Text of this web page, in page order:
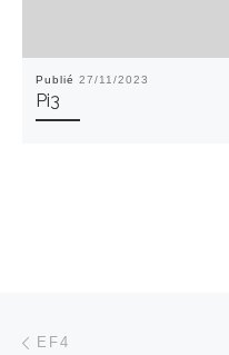
Publié 27/11/2023
Pi3
Parcourir les
EF4